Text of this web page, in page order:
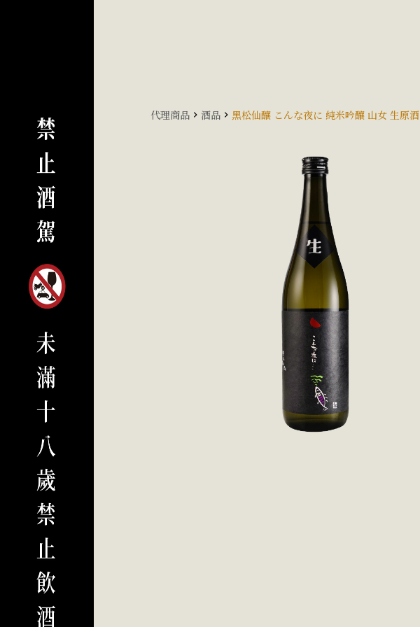
代理商品 酒品 黑松仙釀 こんな夜に 純米吟釀 山女 生原酒